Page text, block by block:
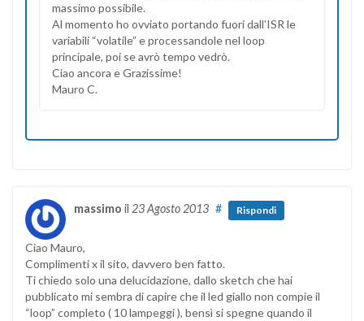
massimo possibile.
Al momento ho ovviato portando fuori dall’ISR le
variabili “volatile” e processandole nel loop
principale, poi se avrò tempo vedrò.
Ciao ancora e Grazissime!
Mauro C.
massimo il 23 Agosto 2013 # Rispondi
Ciao Mauro,
Complimenti x il sito, davvero ben fatto.
Ti chiedo solo una delucidazione, dallo sketch che hai
pubblicato mi sembra di capire che il led giallo non compie il
“loop” completo ( 10 lampeggi ), bensì si spegne quando il